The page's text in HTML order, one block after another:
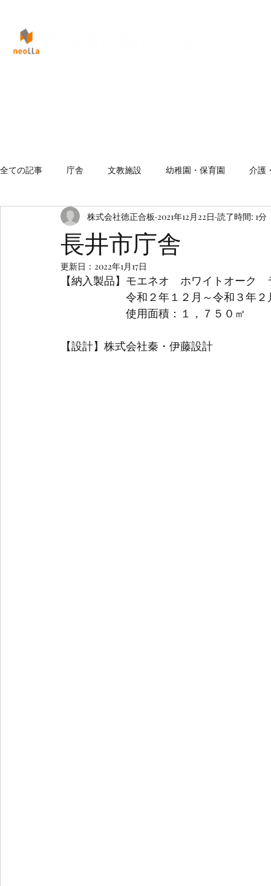
全ての記事 庁舎 文教施設 幼稚園・保育園 介護
長井市庁舎
株式会社徳正合板 2021年12月22日 読了時間: 1分
更新日： 2022年1月17日
【納入製品】モエネオ　ホワイトオーク
令和２年１２月～令和３年２
使用面積：１，７５０㎡
【設計】株式会社秦・伊藤設計